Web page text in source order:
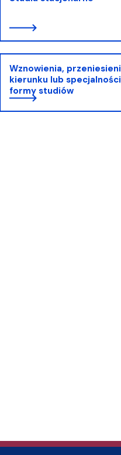
Wznowienia,
kierunku lub
formy studiów